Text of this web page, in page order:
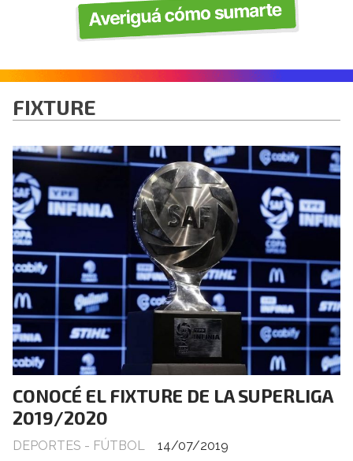
FIXTURE
CONOCÉ EL FIXTURE DE LA SUPERLIGA
2019/2020
DEPORTES - FÚTBOL
14/07/2019